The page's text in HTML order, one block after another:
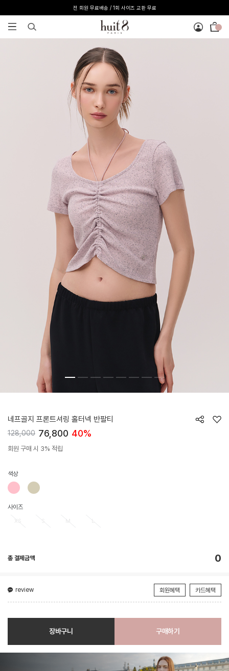
전 회원 무료배송 / 1회 사이즈 교환 무료
네프골지 프론트셔링 홀터넥 반팔티
128,000 76,800 40%
회원 구매 시 3% 적립
색상
사이즈
총 결제금액 0
review 회원혜택 카드혜택
장바구니 구매하기